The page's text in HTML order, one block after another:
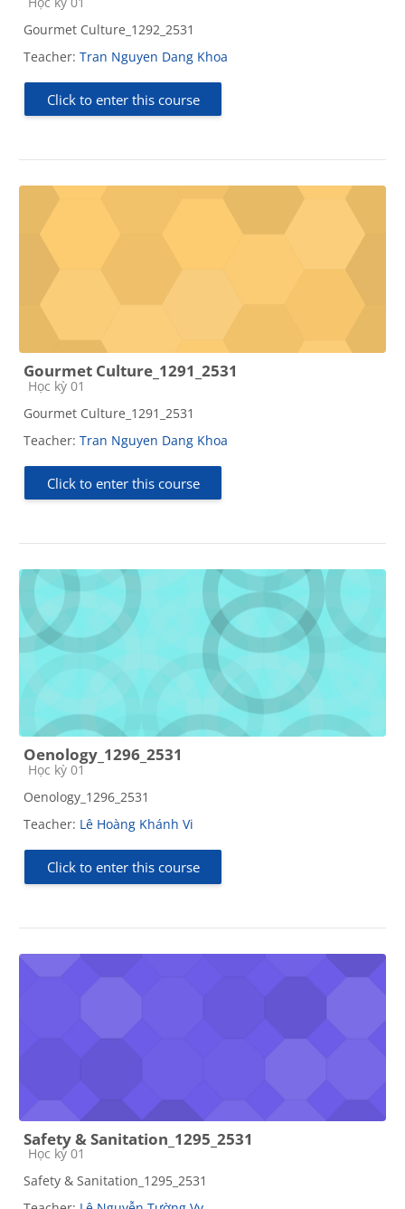
Gourmet Culture_1292_2531
Teacher: Tran Nguyen Dang Khoa
Click to enter this course
Gourmet Culture_1291_2531
Course category
Học kỳ 01
Gourmet Culture_1291_2531
Teacher: Tran Nguyen Dang Khoa
Click to enter this course
Oenology_1296_2531
Course category
Học kỳ 01
Oenology_1296_2531
Teacher: Lê Hoàng Khánh Vi
Click to enter this course
Safety & Sanitation_1295_2531
Course category
Học kỳ 01
Safety & Sanitation_1295_2531